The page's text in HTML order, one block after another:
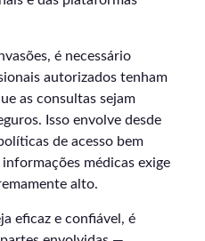
é necessário
autorizados tenham
as consultas sejam
Isso envolve desde
de acesso bem
médicas exige
alto.
eficaz e confiável, é